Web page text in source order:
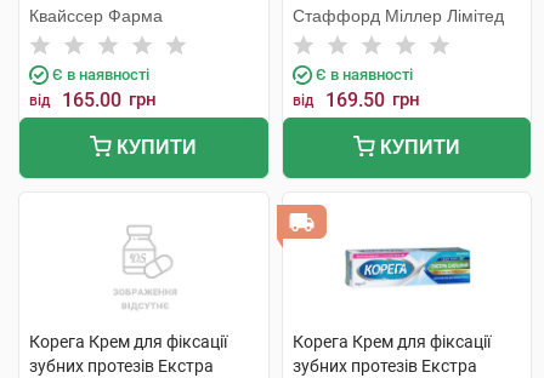
туба
Квайссер Фарма
Є в наявності
від 165.00 грн
КУПИТИ
туба
Стаффорд Міллер Лімітед
Є в наявності
від 169.50 грн
КУПИТИ
Корега Крем для фіксації
зубних протезів Екстра
Корега Крем для фіксації
зубних протезів Екстра